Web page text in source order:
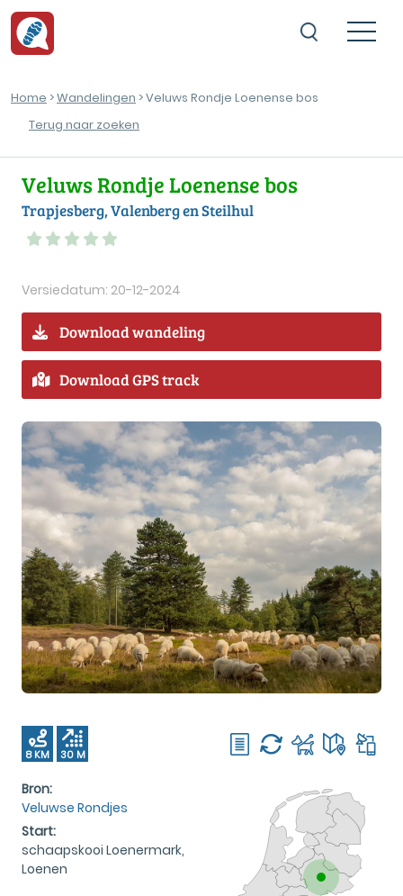
Home >Wandelingen > Veluws Rondje Loenense bos
Terug naar zoeken
Veluws Rondje Loenense bos
Trapjesberg, Valenberg en Steilhul
Versiedatum: 20-12-2024
Download wandeling
Download GPS track
8 KM 30 M
Bron:
Veluwse Rondjes
Start:
schaapskooi Loenermark,
Loenen